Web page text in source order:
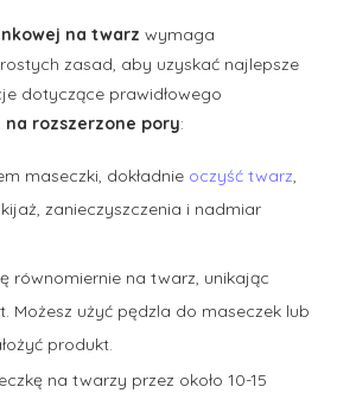
na twarz wymaga
zasad, aby uzyskać najlepsze
dotyczące prawidłowego
na rozszerzone pory:
maseczki, dokładnie oczyść twarz,
zanieczyszczenia i nadmiar
równomiernie na twarz, unikając
Możesz użyć pędzla do maseczek lub
produkt.
na twarzy przez około 10-15